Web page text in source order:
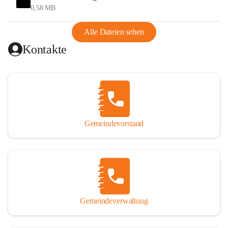
und Ungarn war. Dadurch war Wörterberg von Wörth
Aus diesem Grund war die Bevölkerung dazu gezwungen,
Schmuggel zu betreiben. Es kam oft zu nächtlichen
Überfällen und Schießereien. Erst mit dem Anschluss des
wirtschaftlich ging es bergauf. Dieser Aufschwung endete
1926. Es folgten Arbeitslosigkeit, Preissteigerung und
Unanbringlichkeit von Produkten. Daher wurde der
Anschluss an das Deutsche Reich begrüßt. Als der Zweite
Weltkrieg ausbrach, schwang die Stimmung um. Es starben
26 Männer an der Front, weitere 16 werden vermisst.
Von 1971 bis 1991 gehörte Wörterberg zur Gemeinde
Ollersdorf. Durch den Einsatz von mehreren Ortsansässigen
wurde Wörterberg 1991 wieder eine eigenständige
0,58 MB
Alle Dateien sehen
Kontakte
Gemeindevorstand
Gemeindeverwaltung